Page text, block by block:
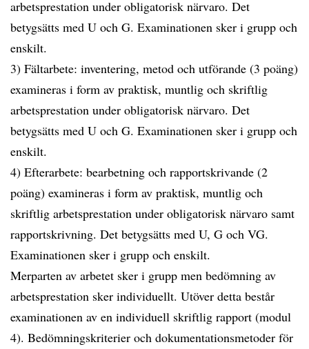
arbetsprestation under obligatorisk närvaro. Det
betygsätts med U och G. Examinationen sker i grupp och
enskilt.
3) Fältarbete: inventering, metod och utförande (3 poäng)
examineras i form av praktisk, muntlig och skriftlig
arbetsprestation under obligatorisk närvaro. Det
betygsätts med U och G. Examinationen sker i grupp och
enskilt.
4) Efterarbete: bearbetning och rapportskrivande (2
poäng) examineras i form av praktisk, muntlig och
skriftlig arbetsprestation under obligatorisk närvaro samt
rapportskrivning. Det betygsätts med U, G och VG.
Examinationen sker i grupp och enskilt.
Merparten av arbetet sker i grupp men bedömning av
arbetsprestation sker individuellt. Utöver detta består
examinationen av en individuell skriftlig rapport (modul
4). Bedömningskriterier och dokumentationsmetoder för